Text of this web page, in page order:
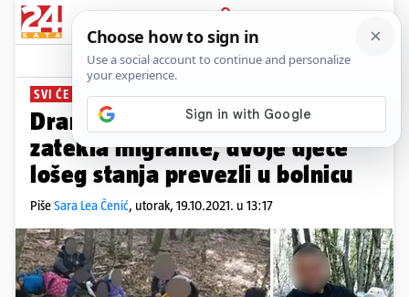
PRIJAVA
News Komentari
SVI ĆE TRAŽITI AZIL U HRVATSKOJ
Drama kod Ogulina: Policija je
zatekla migrante, dvoje djece
lošeg stanja prevezli u bolnicu
PišeSara Lea Čenić, utorak, 19.10.2021. u 13:17